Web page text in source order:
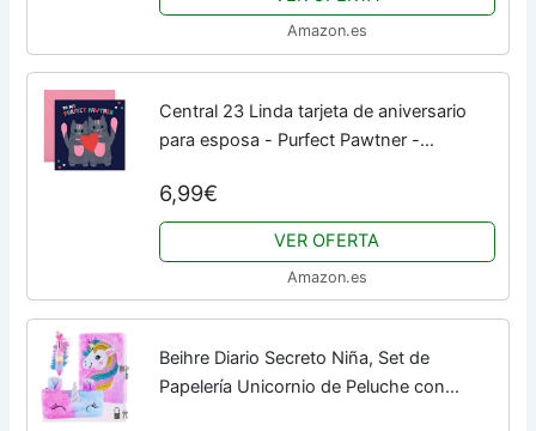
Amazon.es
Central 23 Linda tarjeta de aniversario
para esposa - Purfect Pawtner -
Valentín para esposo novio novia - Viene
con...
6,99€
VER OFERTA
Amazon.es
Beihre Diario Secreto Niña, Set de
Papelería Unicornio de Peluche con